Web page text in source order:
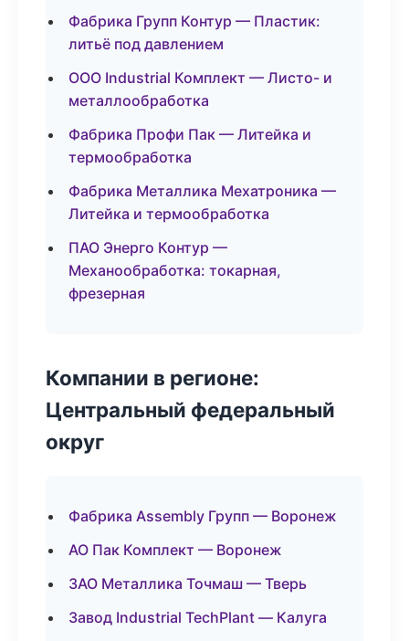
Фабрика Групп Контур — Пластик:
литьё под давлением
ООО Industrial Комплект — Листо- и
металлообработка
Фабрика Профи Пак — Литейка и
термообработка
Фабрика Металлика Мехатроника —
Литейка и термообработка
ПАО Энерго Контур —
Механообработка: токарная,
фрезерная
Компании в регионе:
Центральный федеральный
округ
Фабрика Assembly Групп — Воронеж
АО Пак Комплект — Воронеж
ЗАО Металлика Точмаш — Тверь
Завод Industrial TechPlant — Калуга